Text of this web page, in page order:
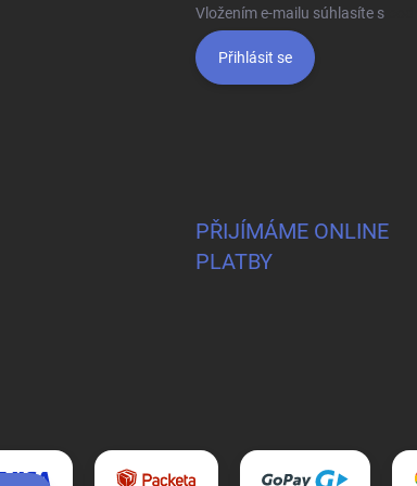
Vložením e-mailu súhlasíte s
Přihlásit se
PŘIJÍMÁME ONLINE
PLATBY